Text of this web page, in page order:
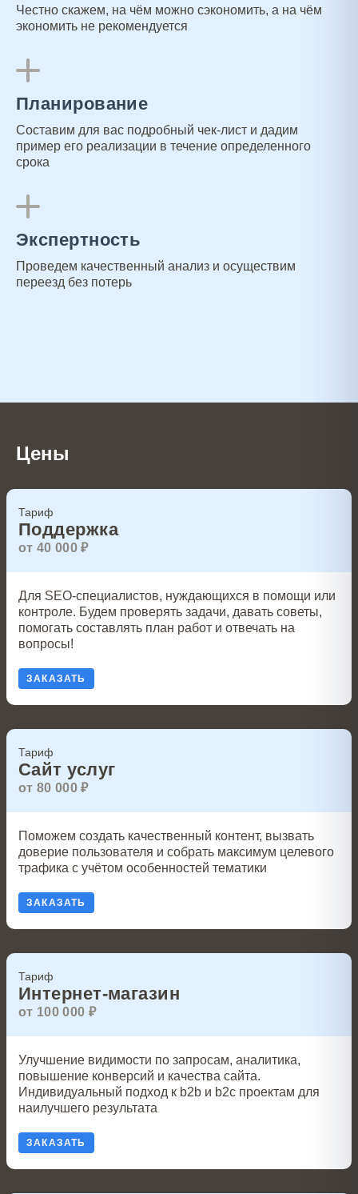
Честно скажем, на чём можно сэкономить, а на чём
экономить не рекомендуется
Планирование
Составим для вас подробный чек-лист и дадим
пример его реализации в течение определенного
срока
Экспертность
Проведем качественный анализ и осуществим
переезд без потерь
Цены
Тариф
Поддержка
от 40 000 ₽
Для SEO-специалистов, нуждающихся в помощи или
контроле. Будем проверять задачи, давать советы,
помогать составлять план работ и отвечать на
вопросы!
ЗАКАЗАТЬ
Тариф
Сайт услуг
от 80 000 ₽
Поможем создать качественный контент, вызвать
доверие пользователя и собрать максимум целевого
трафика с учётом особенностей тематики
ЗАКАЗАТЬ
Тариф
Интернет-магазин
от 100 000 ₽
Улучшение видимости по запросам, аналитика,
повышение конверсий и качества сайта.
Индивидуальный подход к b2b и b2c проектам для
наилучшего результата
ЗАКАЗАТЬ